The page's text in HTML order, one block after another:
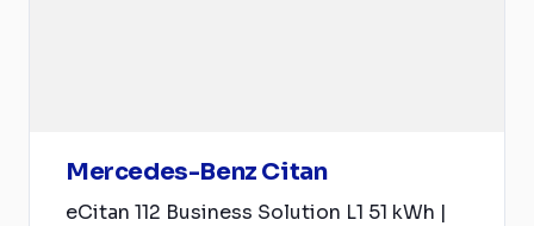
Mercedes-Benz Citan
eCitan 112 Business Solution L1 51 kWh |